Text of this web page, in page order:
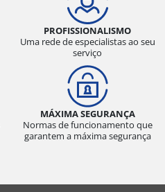
PROFISSIONALISMO
Uma rede de especialistas ao seu
serviço
MÁXIMA SEGURANÇA
Normas de funcionamento que
garantem a máxima segurança